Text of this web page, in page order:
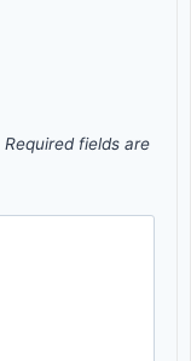
Required fields are